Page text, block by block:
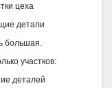
цеха
детали
большая.
участков:
деталей